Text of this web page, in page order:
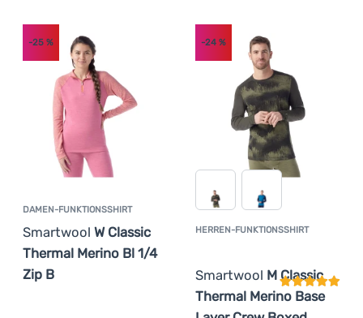
DAMEN-FUNKTIONSSHIRT
Smartwool W Classic
Thermal Merino Bl 1/4
Zip B
-25 %
HERREN-FUNKTIONSSHIRT
Smartwool M Classic
Thermal Merino Base
-24%